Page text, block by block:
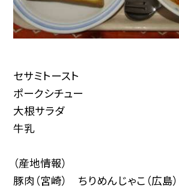
セサミトースト
ポークシチュー
大根サラダ
牛乳
（産地情報）
豚肉（宮崎） ちりめんじゃこ（広